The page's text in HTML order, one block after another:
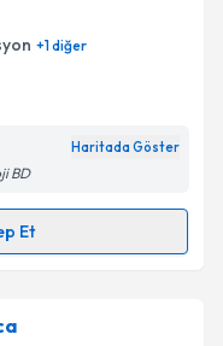
randevu
e-posta ile
ilişkinAydınlatma
ediyorum.
+1diğer
Haritada Göster
BD
Et
takvimi talebi